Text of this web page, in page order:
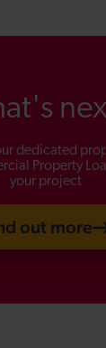
dedicated
Property
your project
out more